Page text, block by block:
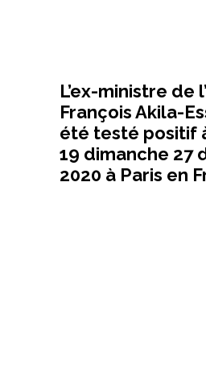
L’ex-ministre de
François Akila-
été testé positif
19 dimanche 27
2020 à Paris en